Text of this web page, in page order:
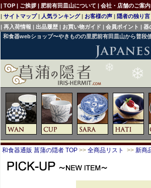
和食器webショップ〜やきものの里肥前有田皿山から普段
和食器通販 菖蒲の隠者 TOP >> 全商品リスト >> 新商
| TOP | ご挨拶 | 肥前有田皿山について | 会社・店舗のご案内
| サイトマップ| 人気ランキング| お客様の声 | 隠者の独り言
| 再入荷情報 | 出品履歴 | お買い物ガイド | 会員ポイント | 器